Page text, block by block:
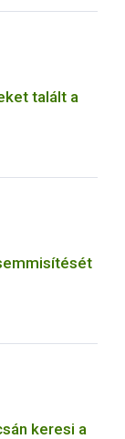
talált a
keresi a